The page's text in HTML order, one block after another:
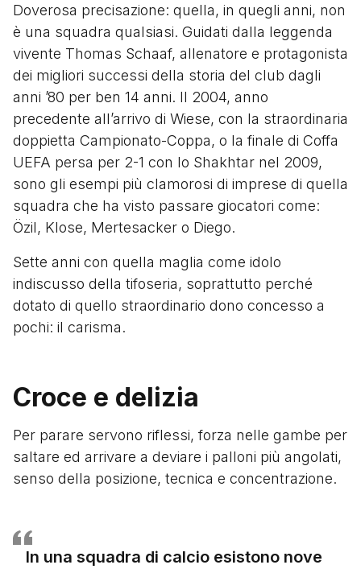
Doverosa precisazione: quella, in quegli anni, non
è una squadra qualsiasi. Guidati dalla leggenda
vivente Thomas Schaaf, allenatore e protagonista
dei migliori successi della storia del club dagli
anni ’80 per ben 14 anni. Il 2004, anno
precedente all’arrivo di Wiese, con la straordinaria
doppietta Campionato-Coppa, o la finale di Coffa
UEFA persa per 2-1 con lo Shakhtar nel 2009,
sono gli esempi più clamorosi di imprese di quella
squadra che ha visto passare giocatori come:
Özil, Klose, Mertesacker o Diego.
Sette anni con quella maglia come idolo
indiscusso della tifoseria, soprattutto perché
dotato di quello straordinario dono concesso a
pochi: il carisma.
Croce e delizia
Per parare servono riflessi, forza nelle gambe per
saltare ed arrivare a deviare i palloni più angolati,
senso della posizione, tecnica e concentrazione.
In una squadra di calcio esistono nove